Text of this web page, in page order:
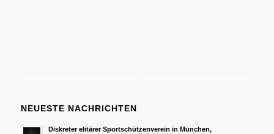
NEUESTE NACHRICHTEN
Diskreter elitärer Sportschützenverein in München,